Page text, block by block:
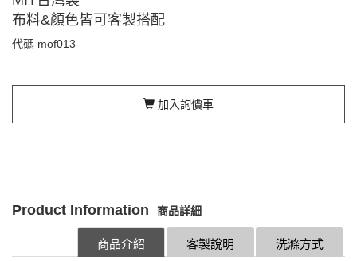
布料&顏色皆可客製搭配
代碼 mof013
加入詢價車
Product Information 商品詳細
洗滌方式
客製說明
商品介紹